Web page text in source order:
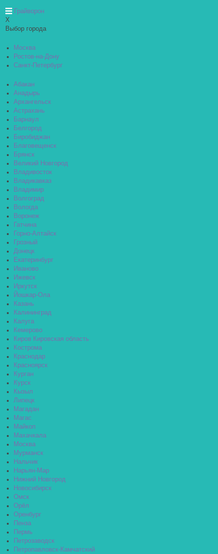
Грайворон
X
Выбор города
Москва
Ростов-на-Дону
Санкт-Петербург
Абакан
Анадырь
Архангельск
Астрахань
Барнаул
Белгород
Биробиджан
Благовещенск
Брянск
Великий Новгород
Владивосток
Владикавказ
Владимир
Волгоград
Вологда
Воронеж
Гатчина
Горно-Алтайск
Грозный
Донецк
Екатеринбург
Иваново
Ижевск
Иркутск
Йошкар-Ола
Казань
Калининград
Калуга
Кемерово
Киров Кировская область
Кострома
Краснодар
Красноярск
Курган
Курск
Кызыл
Липецк
Магадан
Магас
Майкоп
Махачкала
Москва
Мурманск
Нальчик
Нарьян-Мар
Нижний Новгород
Новосибирск
Омск
Орёл
Оренбург
Пенза
Пермь
Петрозаводск
Петропавловск-Камчатский